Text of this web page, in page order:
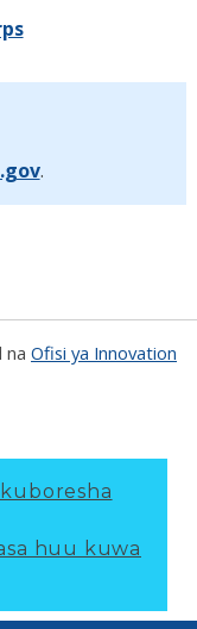
.
na Ofisi ya Innovation
huu kuwa